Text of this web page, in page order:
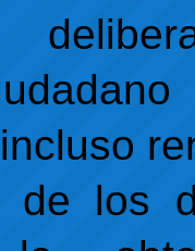
de los